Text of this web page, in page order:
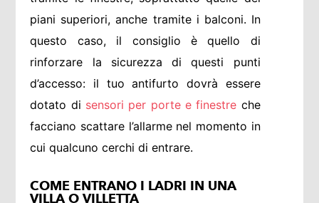
piani superiori, anche tramite i balconi. In
questo caso, il consiglio è quello di
rinforzare la sicurezza di questi punti
d’accesso: il tuo antifurto dovrà essere
dotato di sensori per porte e finestre che
facciano scattare l’allarme nel momento in
cui qualcuno cerchi di entrare.
COME ENTRANO I LADRI IN UNA
VILLA O VILLETTA